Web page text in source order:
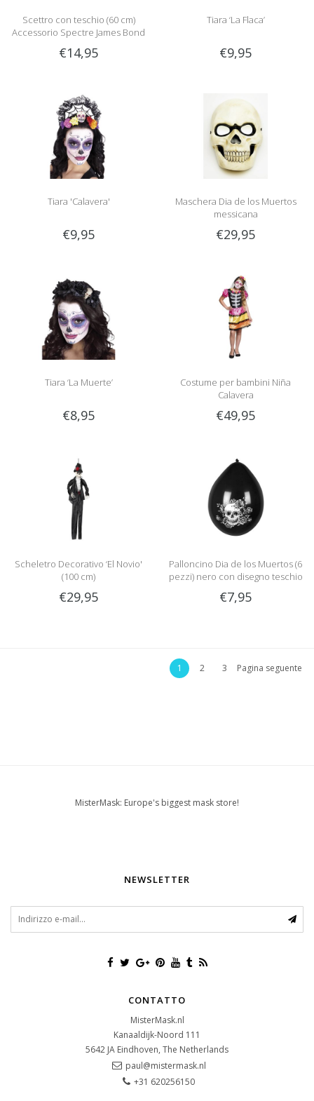
Scettro con teschio (60 cm)
Accessorio Spectre James Bond
€14,95
Tiara ‘La Flaca’
€9,95
Tiara 'Calavera'
€9,95
Maschera Dia de los Muertos
messicana
€29,95
Tiara ‘La Muerte’
€8,95
Costume per bambini Niña
Calavera
€49,95
Scheletro Decorativo ‘El Novio'
(100 cm)
€29,95
Palloncino Dia de los Muertos (6
pezzi) nero con disegno teschio
€7,95
1 2 3 Pagina seguente
MisterMask: Europe's biggest mask store!
NEWSLETTER
CONTATTO
MisterMask.nl
Kanaaldijk-Noord 111
5642 JA Eindhoven, The Netherlands
paul@mistermask.nl
+31 620256150